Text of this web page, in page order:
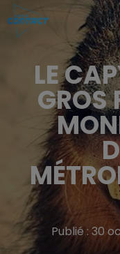
LE
GROS
Publié : 30